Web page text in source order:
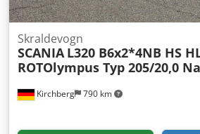
Kirchberg 790 km
Skraldevogn
SCANIA L320 B6x2*4NB HS
ROTOlympus Typ 205/20,0